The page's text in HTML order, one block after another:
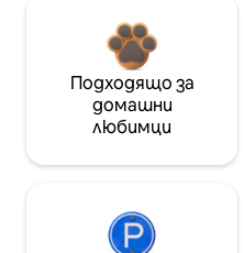
Подходящо за
домашни
любимци